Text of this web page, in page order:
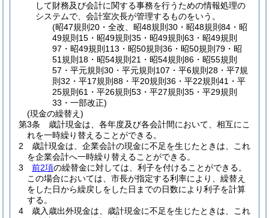
して財務及び会計に関する事務を行うための情報処理の
システムで、会計室次長が管理するものをいう。
(昭47規則20・全改、昭48規則30・昭48規則84・昭
49規則15・昭49規則35・昭49規則63・昭49規則
97・昭49規則113・昭50規則36・昭50規則79・昭
51規則18・昭54規則21・昭54規則86・昭55規則
57・平元規則30・平元規則107・平6規則28・平7規
則32・平17規則88・平20規則36・平22規則41・平
25規則61・平26規則53・平27規則35・平29規則
33・一部改正)
(現金の繰替え)
第3条
歳計現金は、各年度及び各会計間において、相互にこ
れを一時繰り替えることができる。
2
歳計現金は、企業会計の現金に不足を生じたときは、これ
を企業会計へ一時繰り替えることができる。
3
前2項の繰替金に対しては、利子を付けることができる。
この場合においては、市長が指定する利率により、繰替え
をした日から繰戻しをした日までの日数により利子を計算
する。
4
歳入歳出外現金は、歳計現金に不足を生じたときは、これ